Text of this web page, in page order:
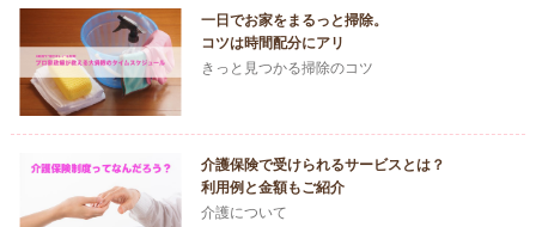
一日でお家をまるっと掃除。
コツは時間配分にアリ
きっと見つかる掃除のコツ
介護保険で受けられるサービスとは？
利用例と金額もご紹介
介護について